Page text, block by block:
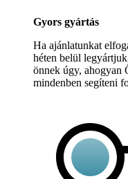
Gyors gyártás
Ha ajánlatunkat
héten belül
önnek úgy, ahogyan
mindenben segíteni